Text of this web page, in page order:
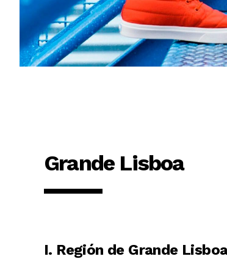
Grande Lisboa
I. Región de Grande